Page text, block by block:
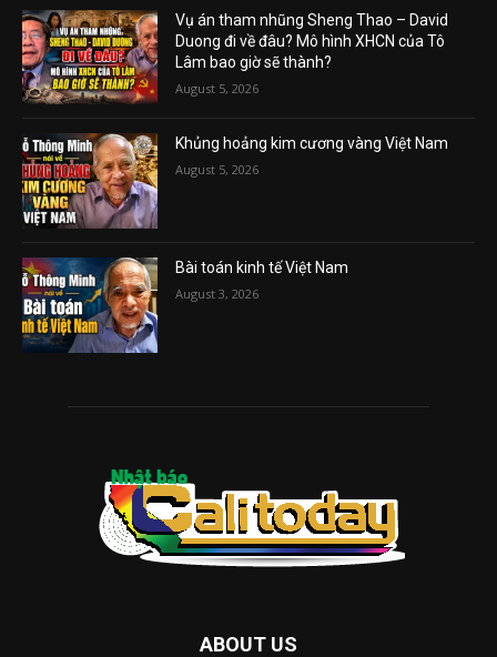
Vụ án tham nhũng Sheng Thao – David
Duong đi về đâu? Mô hình XHCN của Tô
Lâm bao giờ sẽ thành?
August 5, 2026
Khủng hoảng kim cương vàng Việt Nam
August 5, 2026
Bài toán kinh tế Việt Nam
August 3, 2026
ABOUT US